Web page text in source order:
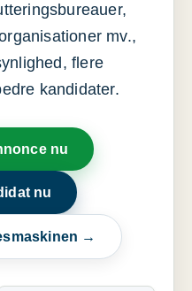
mv.,
flere
kandidater.
nu
nu
→